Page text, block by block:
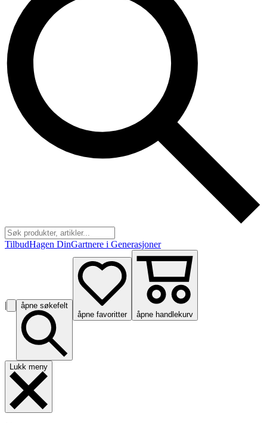
TilbudHagen DinGartnere i Generasjoner
|
åpne søkefelt
åpne favoritter
åpne handlekurv
Lukk meny